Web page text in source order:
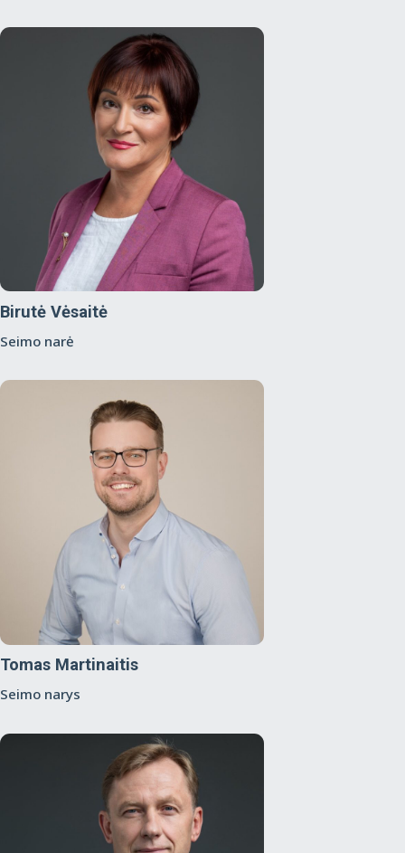
Birutė Vėsaitė
Seimo narė
Tomas Martinaitis
Seimo narys